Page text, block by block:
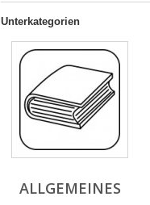
Unterkategorien
ALLGEMEINES